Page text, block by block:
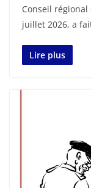
Conseil régional
juillet 2026, a
Lire plus